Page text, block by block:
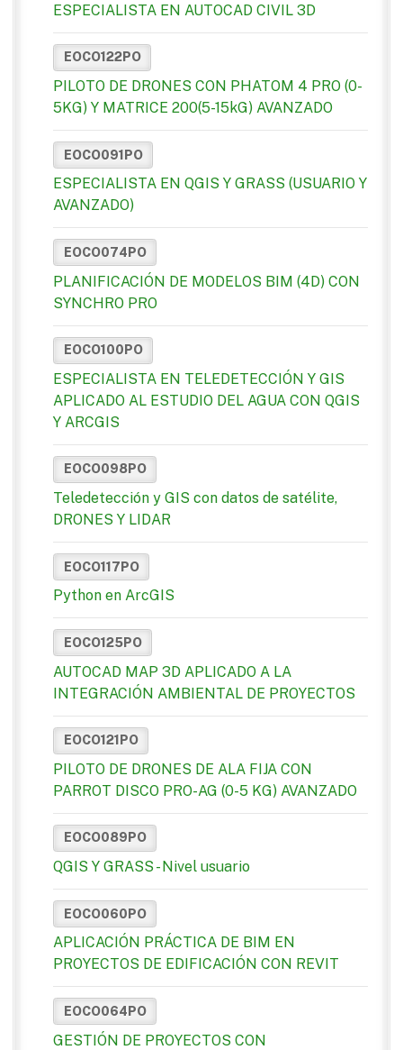
ESPECIALISTA EN AUTOCAD CIVIL 3D
EOCO122PO
PILOTO DE DRONES CON PHATOM 4 PRO (0-
5KG) Y MATRICE 200(5-15kG) AVANZADO
EOCO091PO
ESPECIALISTA EN QGIS Y GRASS (USUARIO Y
AVANZADO)
EOCO074PO
PLANIFICACIÓN DE MODELOS BIM (4D) CON
SYNCHRO PRO
EOCO100PO
ESPECIALISTA EN TELEDETECCIÓN Y GIS
APLICADO AL ESTUDIO DEL AGUA CON QGIS
Y ARCGIS
EOCO098PO
Teledetección y GIS con datos de satélite,
DRONES Y LIDAR
EOCO117PO
Python en ArcGIS
EOCO125PO
AUTOCAD MAP 3D APLICADO A LA
INTEGRACIÓN AMBIENTAL DE PROYECTOS
EOCO121PO
PILOTO DE DRONES DE ALA FIJA CON
PARROT DISCO PRO-AG (0-5 KG) AVANZADO
EOCO089PO
QGIS Y GRASS - Nivel usuario
EOCO060PO
APLICACIÓN PRÁCTICA DE BIM EN
PROYECTOS DE EDIFICACIÓN CON REVIT
EOCO064PO
GESTIÓN DE PROYECTOS CON